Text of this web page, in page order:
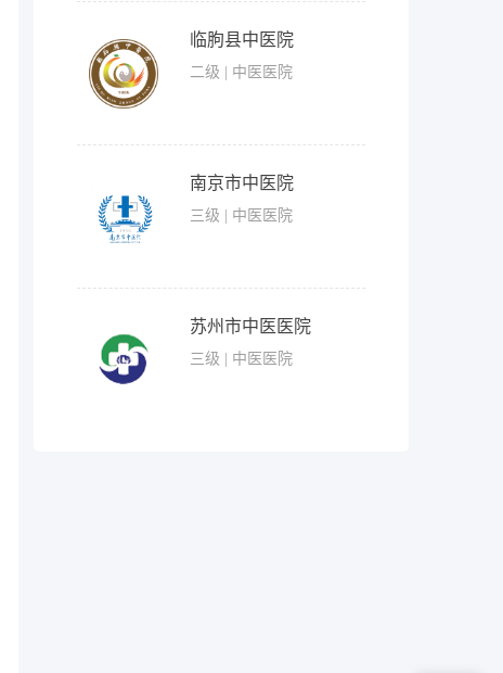
临朐县中医院
二级 | 中医医院
南京市中医院
三级 | 中医医院
苏州市中医医院
三级 | 中医医院